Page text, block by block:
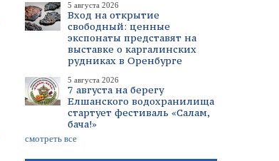
5 августа 2026
Вход на открытие
свободный: ценные
экспонаты представят на
выставке о каргалинских
рудниках в Оренбурге
5 августа 2026
7 августа на берегу
Елшанского водохранилища
стартует фестиваль «Салам,
бача!»
смотреть все